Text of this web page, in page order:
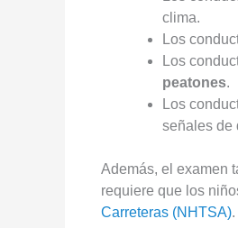
clima.
Los
Los
peatones.
Los
señales de
Además, el examen
requiere que los
Carreteras (NHTSA).